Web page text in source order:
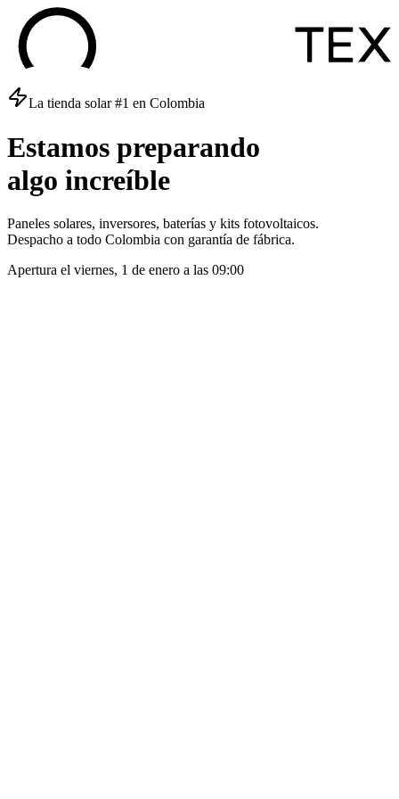
La tienda solar #1 en Colombia
Estamos preparando
algo increíble
Paneles solares, inversores, baterías y kits fotovoltaicos.
Despacho a todo Colombia con garantía de fábrica.
Apertura el viernes, 1 de enero a las 09:00